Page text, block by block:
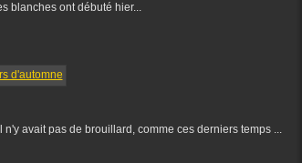
blanches ont débuté hier...
avait pas de brouillard, comme ces derniers temps ...